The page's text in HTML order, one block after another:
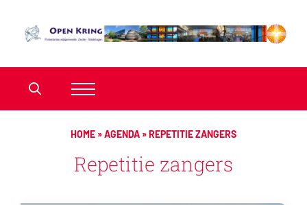
HOME »AGENDA »REPETITIE ZANGERS
Repetitie zangers